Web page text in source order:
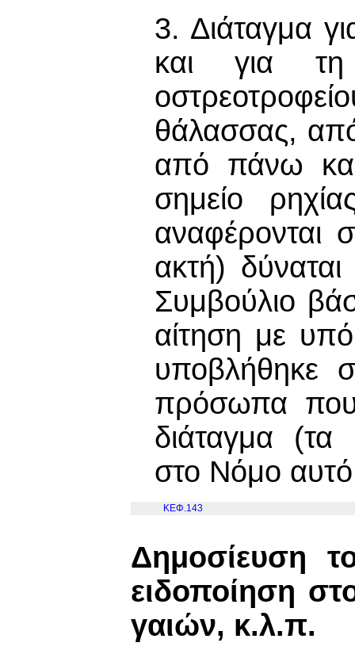
3. Διάταγμα
και για τη
θάλασσας,
από πάνω
σημείο
αναφέρονται
ακτή)
Συμβούλιο
αίτηση με
υποβλήθηκε
πρόσωπα που
διάταγμα
στο Νόμο αυτό
ΚΕΦ.143
Δημοσίευση
ειδοποίηση
γαιών, κ.λ.π.